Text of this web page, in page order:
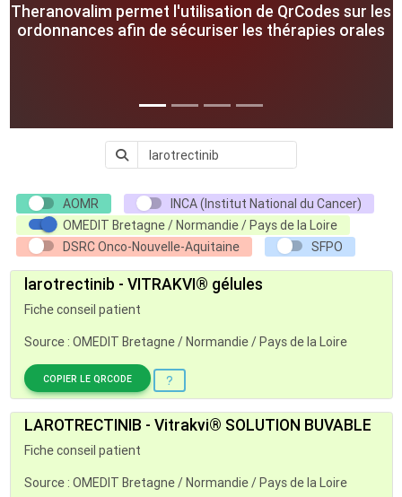
Theranovalim permet l'utilisation de QrCodes sur les
ordonnances afin de sécuriser les thérapies orales
AOMR
INCA (Institut National du Cancer)
OMEDIT Bretagne / Normandie / Pays de la Loire
DSRC Onco-Nouvelle-Aquitaine
SFPO
larotrectinib - VITRAKVI® gélules
Fiche conseil patient
Source : OMEDIT Bretagne / Normandie / Pays de la Loire
COPIER LE QRCODE
LAROTRECTINIB - Vitrakvi® SOLUTION BUVABLE
Fiche conseil patient
Source : OMEDIT Bretagne / Normandie / Pays de la Loire